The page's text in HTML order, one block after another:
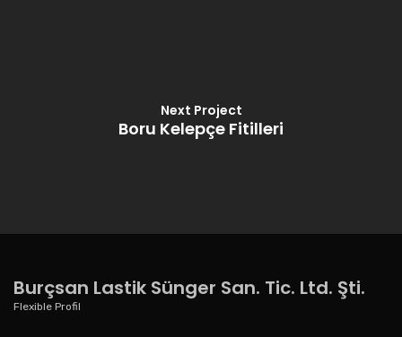
Next Project
Boru Kelepçe Fitilleri
Burçsan Lastik Sünger San. Tic. Ltd. Şti.
Flexible Profil